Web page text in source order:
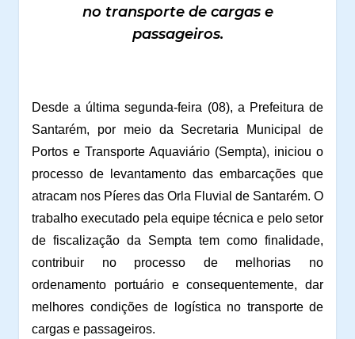
no transporte de cargas e
passageiros.
Desde a última segunda-feira (08), a Prefeitura de
Santarém, por meio da Secretaria Municipal de
Portos e Transporte Aquaviário (Sempta), iniciou o
processo de levantamento das embarcações que
atracam nos Píeres das Orla Fluvial de Santarém. O
trabalho executado pela equipe técnica e pelo setor
de fiscalização da Sempta tem como finalidade,
contribuir no processo de melhorias no
ordenamento portuário e consequentemente, dar
melhores condições de logística no transporte de
cargas e passageiros.